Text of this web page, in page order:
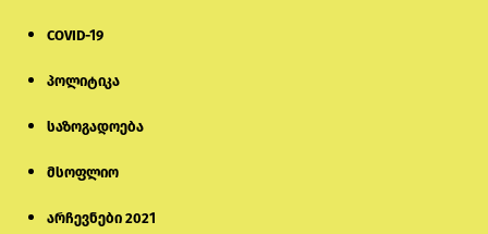
COVID-19
პოლიტიკა
საზოგადოება
მსოფლიო
არჩევნები 2021